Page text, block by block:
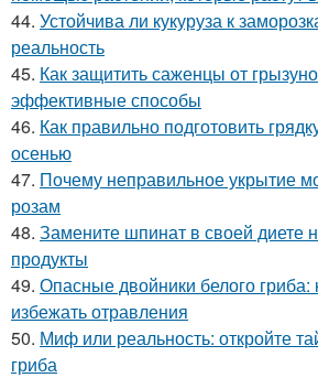
44. Устойчива ли кукуруза к
реальность
45. Как защитить саженцы от
эффективные способы
46. Как правильно подготовить
осенью
47. Почему неправильное укрытие
розам
48. Замените шпинат в своей диете
продукты
49. Опасные двойники белого гриба:
избежать отравления
50. Миф или реальность: откройте
гриба